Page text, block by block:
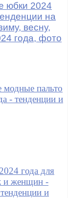
юбки 2024
на
весну,
года, фото
модные пальто
- тенденции и
года для
и женщин -
и